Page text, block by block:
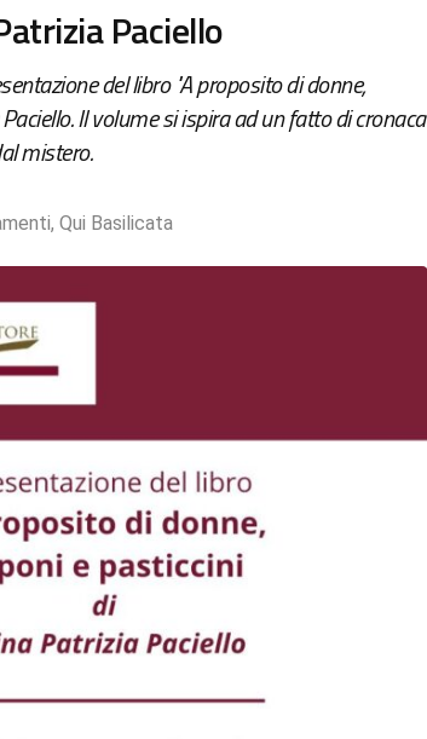
Paciello
del libro "A proposito di donne,
Il volume si ispira ad un fatto di cronaca
mistero.
, Qui Basilicata